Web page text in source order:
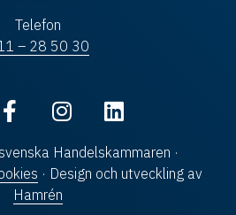
Telefon
– 28 50 30
Handelskammaren ·
· Design och utveckling av
Hamrén